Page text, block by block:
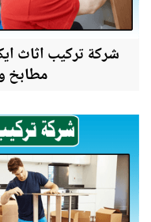
شركة تركيب اثاث
مطابخ